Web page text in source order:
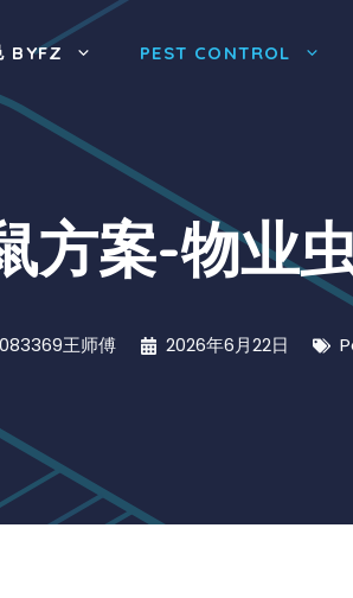
BYFZ PEST CONTROL
方案-物业
王师傅 2026年6月22日